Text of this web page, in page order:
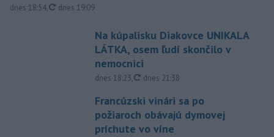
dnes 18:54, aktualizované
dnes 19:09
Na kúpalisku Diakovce UNIKALA
LÁTKA, osem ľudí skončilo v
nemocnici
dnes 18:23, aktualizované
dnes 21:38
Francúzski vinári sa po
požiaroch obávajú dymovej
príchute vo víne